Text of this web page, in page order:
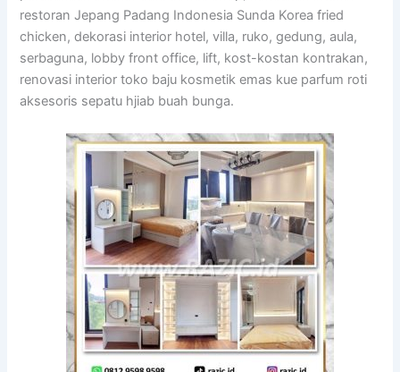
restoran Jepang Padang Indonesia Sunda Korea fried
chicken, dekorasi interior hotel, villa, ruko, gedung, aula,
serbaguna, lobby front office, lift, kost-kostan kontrakan,
renovasi interior toko baju kosmetik emas kue parfum roti
aksesoris sepatu hjiab buah bunga.